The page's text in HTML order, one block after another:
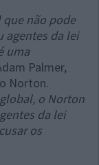
que não pode
agentes da lei
uma
Palmer,
Norton.
o Norton
da lei
os